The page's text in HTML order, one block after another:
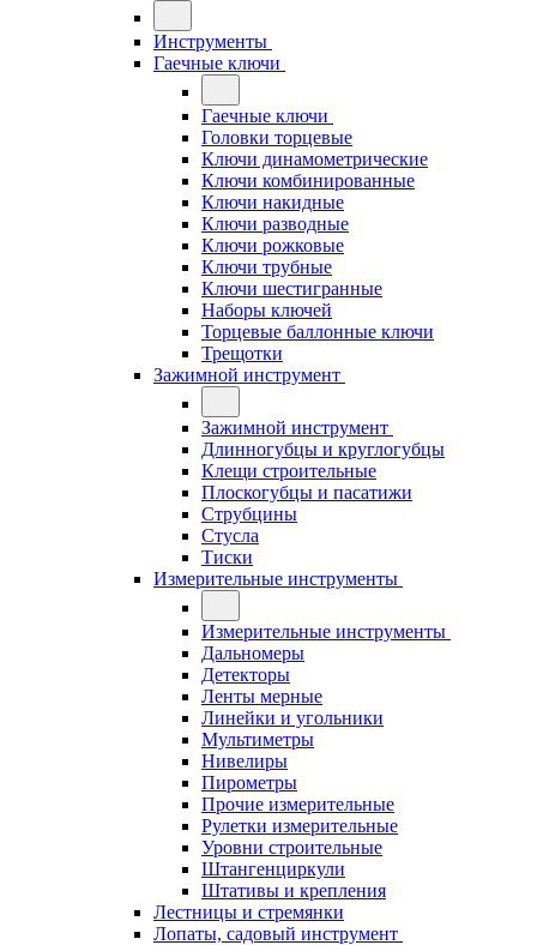
Инструменты
Гаечные ключи
Гаечные ключи
Головки торцевые
Ключи динамометрические
Ключи комбинированные
Ключи накидные
Ключи разводные
Ключи рожковые
Ключи трубные
Ключи шестигранные
Наборы ключей
Торцевые баллонные ключи
Трещотки
Зажимной инструмент
Зажимной инструмент
Длинногубцы и круглогубцы
Клещи строительные
Плоскогубцы и пасатижи
Струбцины
Стусла
Тиски
Измерительные инструменты
Измерительные инструменты
Дальномеры
Детекторы
Ленты мерные
Линейки и угольники
Мультиметры
Нивелиры
Пирометры
Прочие измерительные
Рулетки измерительные
Уровни строительные
Штангенциркули
Штативы и крепления
Лестницы и стремянки
Лопаты, садовый инструмент